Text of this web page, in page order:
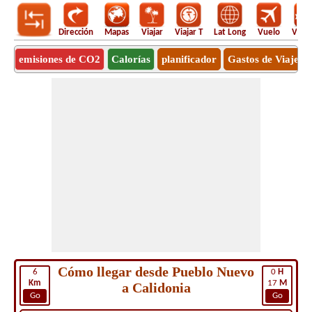
Dirección Mapas Viajar Viajar T Lat Long Vuelo
emisiones de CO2 Calorías planificador Gastos de Viaje
6
Km
Go
0 H
17 M
Go
Cómo llegar desde Pueblo Nuevo
a Calidonia